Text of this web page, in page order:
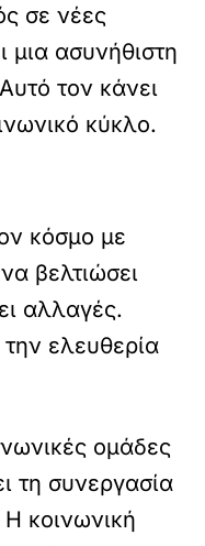
σε νέες
μια ασυνήθιστη
τον κάνει
κύκλο.
κόσμο με
βελτιώσει
αλλαγές.
ελευθερία
ομάδες
τη συνεργασία
κοινωνική